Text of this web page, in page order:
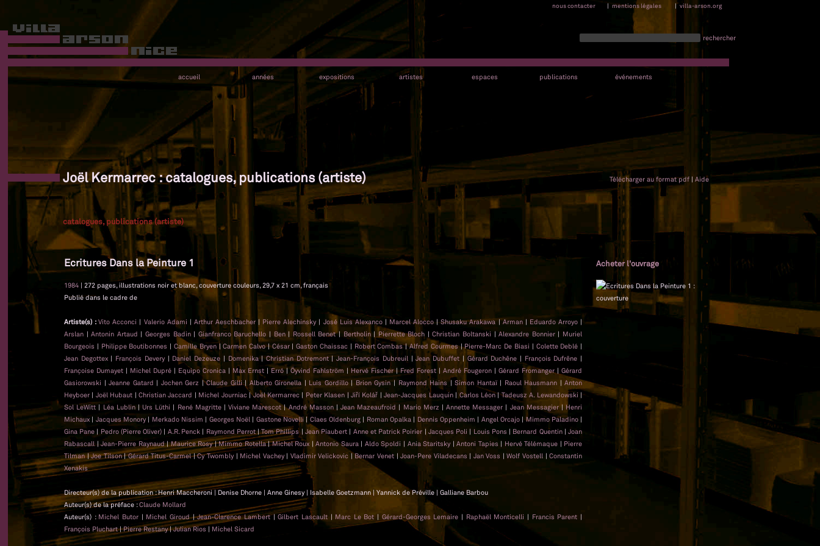
nous contacter | mentions légales | villa-arson.org
rechercher
accueil années expositions artistes espaces publications événements
Joël Kermarrec : catalogues, publications (artiste) Télécharger au format pdf | Aide
catalogues, publications (artiste)
Ecritures Dans la Peinture 1 Acheter l'ouvrage
1984 | 272 pages, illustrations noir et blanc, couverture couleurs, 29,7 x 21 cm, français
Publié dans le cadre de
Artiste(s) :Vito Acconci | Valerio Adami | Arthur Aeschbacher| Pierre Alechinsky| José Luis Alexanco| Marcel Alocco |Shusaku Arakawa|Arman| Eduardo Arroyo|
Arslan |Antonin Artaud | Georges Badin| Gianfranco Baruchello | Ben| Rossell Benet| Bertholin| Pierrette Bloch |Christian Boltanski |Alexandre Bonnier| Muriel
Bourgeois | Philippe Boutibonnes | Camille Bryen|Carmen Calvo|César|Gaston Chaissac | Robert Combas|Alfred Courmes|Pierre-Marc De Biasi | Colette Deblé |
Jean Degottex| François Devery| Daniel Dezeuze | Domenika|Christian Dotremont|Jean-François Dubreuil |Jean Dubuffet | Gérard Duchêne | François Dufrêne |
Françoise Dumayet | Michel Dupré | Equipo Cronica | Max Ernst |Erró|Öyvind Fahlström | Hervé Fischer|Fred Forest | André Fougeron | Gérard Fromanger | Gérard
Gasiorowski |Jeanne Gatard | Jochen Gerz |Claude Gilli| Alberto Gironella | Luis Gordillo| Brion Gysin | Raymond Hains|Simon Hantaï| Raoul Hausmann |Anton
Heyboer | Joël Hubaut |Christian Jaccard | Michel Journiac|Joël Kermarrec | Peter Klasen |Jiří Kolář |Jean-Jacques Lauquin|Carlos Léon|Tadeusz A. Lewandowski |
Sol LeWitt| Léa Lublin|Urs Lüthi | René Magritte|Viviane Marescot|André Masson|Jean Mazeaufroid | Mario Merz |Annette Messager | Jean Messagier|Henri
Michaux | Jacques Monory| Merkado Nissim | Georges Noël | Gastone Novelli | Claes Oldenburg| Roman Opalka | Dennis Oppenheim | Angel Orcajo|Mimmo Paladino|
Gina Pane | Pedro (Pierre Oliver) | A.R. Penck | Raymond Perrot|Tom Phillips| Jean Piaubert | Anne et Patrick Poirier | Jacques Poli | Louis Pons | Bernard Quentin|Joan
Rabascall|Jean-Pierre Raynaud|Maurice Rosy|Mimmo Rotella|Michel Roux |Antonio Saura | Aldo Spoldi | Ania Staritsky |Antoni Tapies | Hervé Télémaque | Pierre
Tilman|Joe Tilson|Gérard Titus-Carmel|Cy Twombly| Michel Vachey| Vladimir Velickovic |Bernar Venet |Joan-Pere Viladecans | Jan Voss |Wolf Vostell |Constantin
Xenakis
Directeur(s) de la publication : Henri Maccheroni | Denise Dhorne | Anne Ginesy | Isabelle Goetzmann | Yannick de Préville | Galliane Barbou
Auteur(s) de la préface :Claude Mollard
Auteur(s) : Michel Butor | Michel Giroud|Jean-Clarence Lambert|Gilbert Lascault | Marc Le Bot | Gérard-Georges Lemaire | Raphaël Monticelli | Francis Parent |
François Pluchart|Pierre Restany|Julian Rios | Michel Sicard